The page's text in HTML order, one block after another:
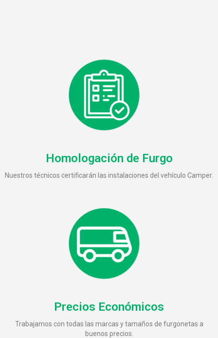
Homologación de Furgo
Nuestros técnicos certificarán las instalaciones del vehículo Camper.
Precios Económicos
Trabajamos con todas las marcas y tamaños de furgonetas a
buenos precios.